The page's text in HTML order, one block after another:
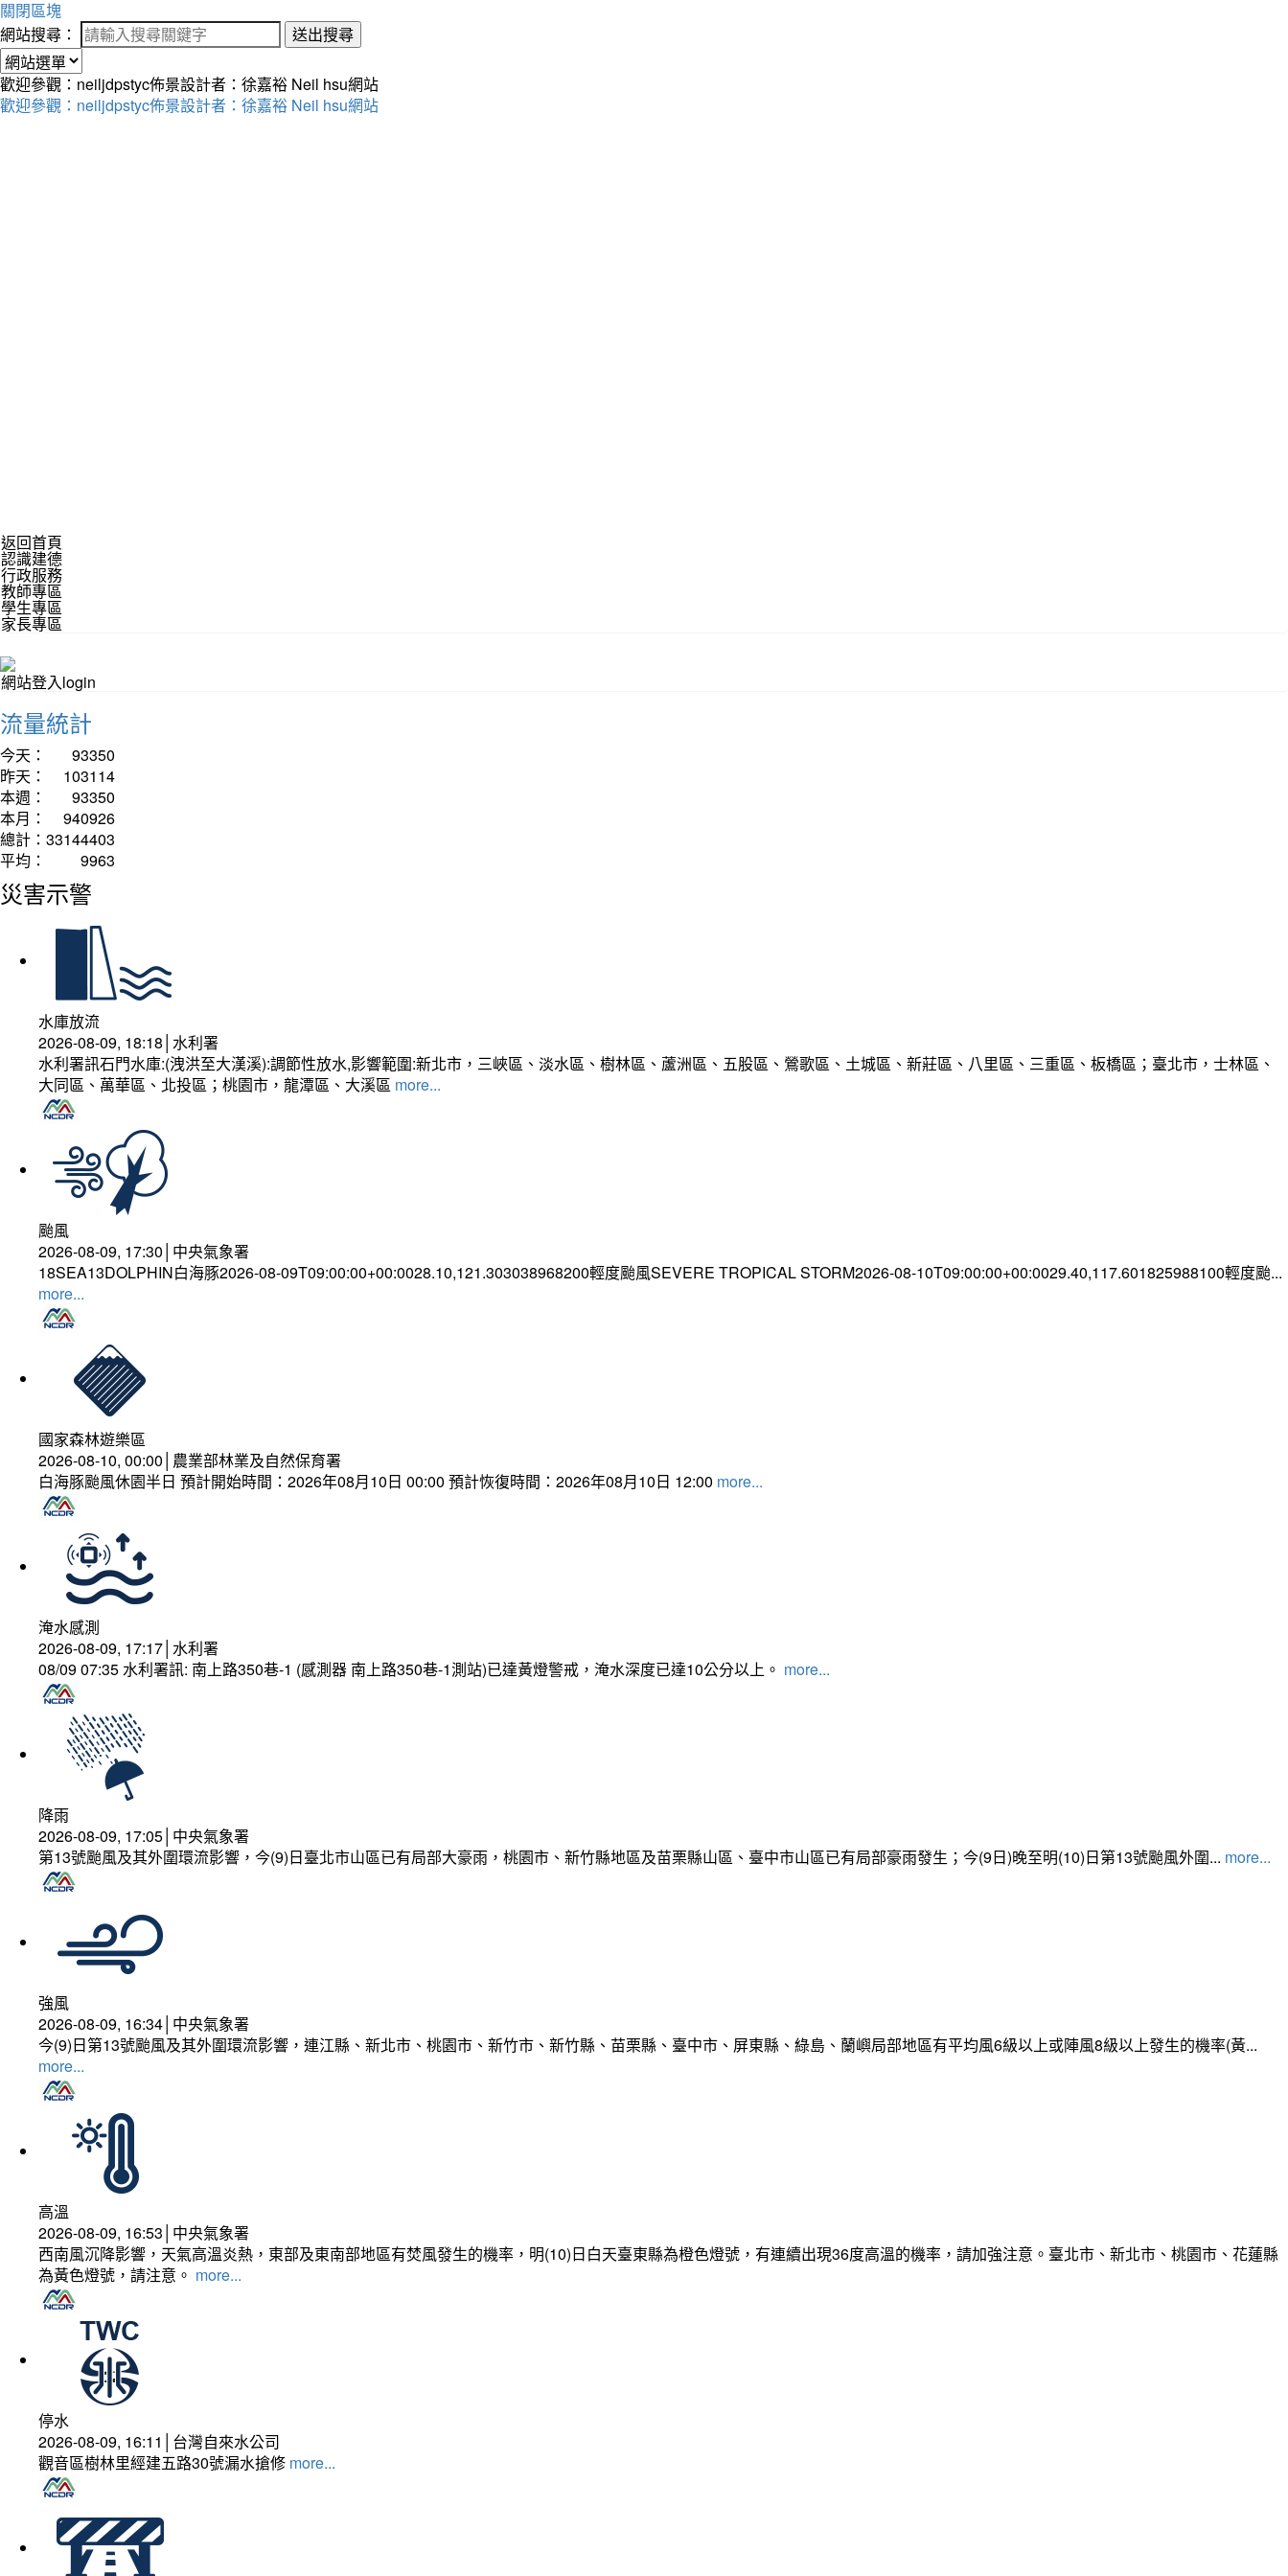
關閉區塊
網站搜尋：
送出搜尋
歡迎參觀：neiljdpstyc佈景設計者：徐嘉裕 Neil hsu網站
歡迎參觀：neiljdpstyc佈景設計者：徐嘉裕 Neil hsu網站
返回首頁
認識建德
行政服務
教師專區
學生專區
家長專區
網站登入login
流量統計
今天：
93350
昨天：
103114
本週：
93350
本月：
940926
總計： 33144403
平均：
9963
災害示警
水庫放流
2026-08-09, 18:18│水利署
水利署訊石門水庫:(洩洪至大漢溪):調節性放水,影響範圍:新北市，三峽區、淡水區、樹林區、蘆洲區、五股區、鶯歌區、土城區、新莊區、八里區、三重區、板橋區；臺北市，士林區、
大同區、萬華區、北投區；桃園市，龍潭區、大溪區 more...
颱風
2026-08-09, 17:30│中央氣象署
18SEA13DOLPHIN白海豚2026-08-09T09:00:00+00:0028.10,121.303038968200輕度颱風SEVERE TROPICAL STORM2026-08-10T09:00:00+00:0029.40,117.601825988100輕度颱...
more...
國家森林遊樂區
2026-08-10, 00:00│農業部林業及自然保育署
白海豚颱風休園半日 預計開始時間：2026年08月10日 00:00 預計恢復時間：2026年08月10日 12:00 more...
淹水感測
2026-08-09, 17:17│水利署
08/09 07:35 水利署訊: 南上路350巷-1 (感測器 南上路350巷-1測站)已達黃燈警戒，淹水深度已達10公分以上。​​​ more...
降雨
2026-08-09, 17:05│中央氣象署
第13號颱風及其外圍環流影響，今(9)日臺北市山區已有局部大豪雨，桃園市、新竹縣地區及苗栗縣山區、臺中市山區已有局部豪雨發生；今(9日)晚至明(10)日第13號颱風外圍... more...
強風
2026-08-09, 16:34│中央氣象署
今(9)日第13號颱風及其外圍環流影響，連江縣、新北市、桃園市、新竹市、新竹縣、苗栗縣、臺中市、屏東縣、綠島、蘭嶼局部地區有平均風6級以上或陣風8級以上發生的機率(黃...
more...
高溫
2026-08-09, 16:53│中央氣象署
西南風沉降影響，天氣高溫炎熱，東部及東南部地區有焚風發生的機率，明(10)日白天臺東縣為橙色燈號，有連續出現36度高溫的機率，請加強注意。臺北市、新北市、桃園市、花蓮縣
為黃色燈號，請注意。 more...
停水
2026-08-09, 16:11│台灣自來水公司
觀音區樹林里經建五路30號漏水搶修 more...